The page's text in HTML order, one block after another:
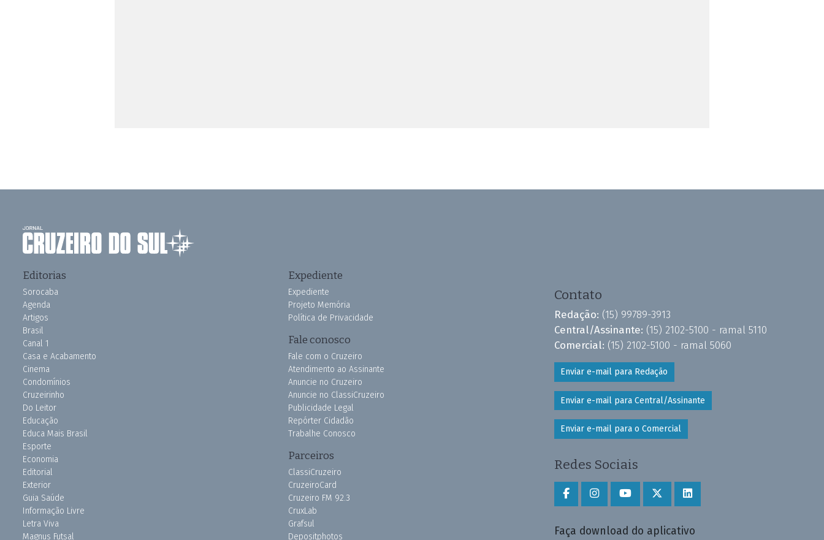
Editorias
Sorocaba
Agenda
Artigos
Brasil
Canal 1
Casa e Acabamento
Cinema
Condomínios
Cruzeirinho
Do Leitor
Educação
Educa Mais Brasil
Esporte
Economia
Editorial
Exterior
Guia Saúde
Informação Livre
Letra Viva
Magnus Futsal
Expediente
Expediente
Projeto Memória
Política de Privacidade
Fale conosco
Fale com o Cruzeiro
Atendimento ao Assinante
Anuncie no Cruzeiro
Anuncie no ClassiCruzeiro
Publicidade Legal
Repórter Cidadão
Trabalhe Conosco
Parceiros
ClassiCruzeiro
CruzeiroCard
Cruzeiro FM 92.3
CruxLab
Grafsul
Depositphotos
Contato
Redação: (15) 99789-3913
Central/Assinante: (15) 2102-5100 - ramal 5110
Comercial: (15) 2102-5100 - ramal 5060
Enviar e-mail para Redação
Enviar e-mail para Central/Assinante
Enviar e-mail para o Comercial
Redes Sociais
Faça download do aplicativo